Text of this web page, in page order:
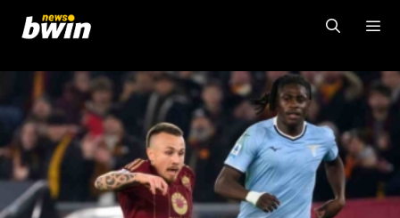
contenuto
MENU